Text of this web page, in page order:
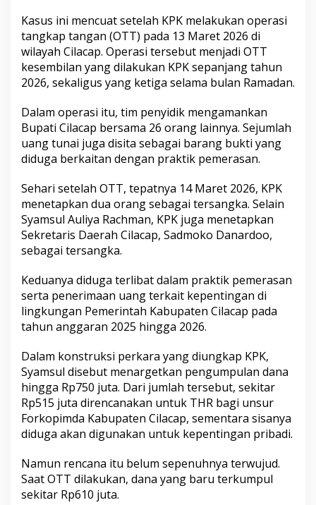
Kasus ini mencuat setelah KPK melakukan operasi
tangkap tangan (OTT) pada 13 Maret 2026 di
wilayah Cilacap. Operasi tersebut menjadi OTT
kesembilan yang dilakukan KPK sepanjang tahun
2026, sekaligus yang ketiga selama bulan Ramadan.
Dalam operasi itu, tim penyidik mengamankan
Bupati Cilacap bersama 26 orang lainnya. Sejumlah
uang tunai juga disita sebagai barang bukti yang
diduga berkaitan dengan praktik pemerasan.
Sehari setelah OTT, tepatnya 14 Maret 2026, KPK
menetapkan dua orang sebagai tersangka. Selain
Syamsul Auliya Rachman, KPK juga menetapkan
Sekretaris Daerah Cilacap, Sadmoko Danardoo,
sebagai tersangka.
Keduanya diduga terlibat dalam praktik pemerasan
serta penerimaan uang terkait kepentingan di
lingkungan Pemerintah Kabupaten Cilacap pada
tahun anggaran 2025 hingga 2026.
Dalam konstruksi perkara yang diungkap KPK,
Syamsul disebut menargetkan pengumpulan dana
hingga Rp750 juta. Dari jumlah tersebut, sekitar
Rp515 juta direncanakan untuk THR bagi unsur
Forkopimda Kabupaten Cilacap, sementara sisanya
diduga akan digunakan untuk kepentingan pribadi.
Namun rencana itu belum sepenuhnya terwujud.
Saat OTT dilakukan, dana yang baru terkumpul
sekitar Rp610 juta.